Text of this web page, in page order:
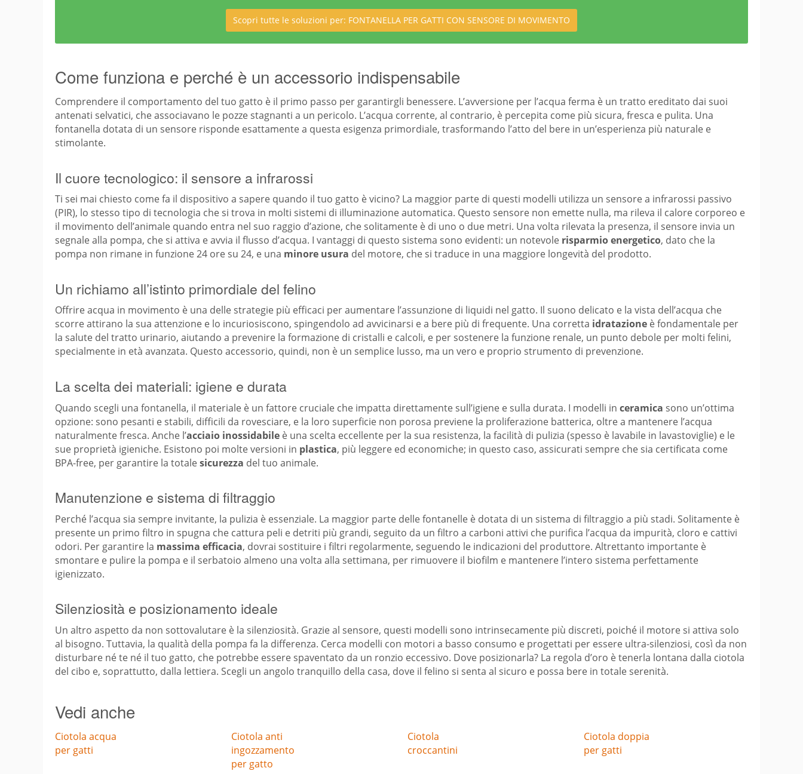
Scopri tutte le soluzioni per: FONTANELLA PER GATTI CON SENSORE DI MOVIMENTO
Come funziona e perché è un accessorio indispensabile
Comprendere il comportamento del tuo gatto è il primo passo per garantirgli benessere. L’avversione per l’acqua ferma è un tratto ereditato dai suoi
antenati selvatici, che associavano le pozze stagnanti a un pericolo. L’acqua corrente, al contrario, è percepita come più sicura, fresca e pulita. Una
fontanella dotata di un sensore risponde esattamente a questa esigenza primordiale, trasformando l’atto del bere in un’esperienza più naturale e
stimolante.
Il cuore tecnologico: il sensore a infrarossi
Ti sei mai chiesto come fa il dispositivo a sapere quando il tuo gatto è vicino? La maggior parte di questi modelli utilizza un sensore a infrarossi passivo
(PIR), lo stesso tipo di tecnologia che si trova in molti sistemi di illuminazione automatica. Questo sensore non emette nulla, ma rileva il calore corporeo e
il movimento dell’animale quando entra nel suo raggio d’azione, che solitamente è di uno o due metri. Una volta rilevata la presenza, il sensore invia un
segnale alla pompa, che si attiva e avvia il flusso d’acqua. I vantaggi di questo sistema sono evidenti: un notevole risparmio energetico, dato che la
pompa non rimane in funzione 24 ore su 24, e una minore usura del motore, che si traduce in una maggiore longevità del prodotto.
Un richiamo all’istinto primordiale del felino
Offrire acqua in movimento è una delle strategie più efficaci per aumentare l’assunzione di liquidi nel gatto. Il suono delicato e la vista dell’acqua che
scorre attirano la sua attenzione e lo incuriosiscono, spingendolo ad avvicinarsi e a bere più di frequente. Una corretta idratazione è fondamentale per
la salute del tratto urinario, aiutando a prevenire la formazione di cristalli e calcoli, e per sostenere la funzione renale, un punto debole per molti felini,
specialmente in età avanzata. Questo accessorio, quindi, non è un semplice lusso, ma un vero e proprio strumento di prevenzione.
La scelta dei materiali: igiene e durata
Quando scegli una fontanella, il materiale è un fattore cruciale che impatta direttamente sull’igiene e sulla durata. I modelli in ceramica sono un’ottima
opzione: sono pesanti e stabili, difficili da rovesciare, e la loro superficie non porosa previene la proliferazione batterica, oltre a mantenere l’acqua
naturalmente fresca. Anche l’acciaio inossidabile è una scelta eccellente per la sua resistenza, la facilità di pulizia (spesso è lavabile in lavastoviglie) e le
sue proprietà igieniche. Esistono poi molte versioni in plastica, più leggere ed economiche; in questo caso, assicurati sempre che sia certificata come
BPA-free, per garantire la totalesicurezza del tuo animale.
Manutenzione e sistema di filtraggio
Perché l’acqua sia sempre invitante, la pulizia è essenziale. La maggior parte delle fontanelle è dotata di un sistema di filtraggio a più stadi. Solitamente è
presente un primo filtro in spugna che cattura peli e detriti più grandi, seguito da un filtro a carboni attivi che purifica l’acqua da impurità, cloro e cattivi
odori. Per garantire la massima efficacia, dovrai sostituire i filtri regolarmente, seguendo le indicazioni del produttore. Altrettanto importante è
smontare e pulire la pompa e il serbatoio almeno una volta alla settimana, per rimuovere il biofilm e mantenere l’intero sistema perfettamente
igienizzato.
Silenziosità e posizionamento ideale
Un altro aspetto da non sottovalutare è la silenziosità. Grazie al sensore, questi modelli sono intrinsecamente più discreti, poiché il motore si attiva solo
al bisogno. Tuttavia, la qualità della pompa fa la differenza. Cerca modelli con motori a basso consumo e progettati per essere ultra-silenziosi, così da non
disturbare né te né il tuo gatto, che potrebbe essere spaventato da un ronzio eccessivo. Dove posizionarla? La regola d’oro è tenerla lontana dalla ciotola
del cibo e, soprattutto, dalla lettiera. Scegli un angolo tranquillo della casa, dove il felino si senta al sicuro e possa bere in totale serenità.
Vedi anche
Ciotola acqua
per gatti
Ciotola anti
ingozzamento
per gatto
Ciotola
croccantini
Ciotola doppia
per gatti